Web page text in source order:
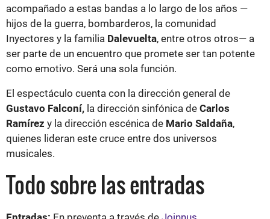
acompañado a estas bandas a lo largo de los años —
hijos de la guerra, bombarderos, la comunidad
Inyectores y la familia Dalevuelta, entre otros otros— a
ser parte de un encuentro que promete ser tan potente
como emotivo. Será una sola función.
El espectáculo cuenta con la dirección general de
Gustavo Falconí, la dirección sinfónica de Carlos
Ramírez y la dirección escénica de Mario Saldaña,
quienes lideran este cruce entre dos universos
musicales.
Todo sobre las entradas